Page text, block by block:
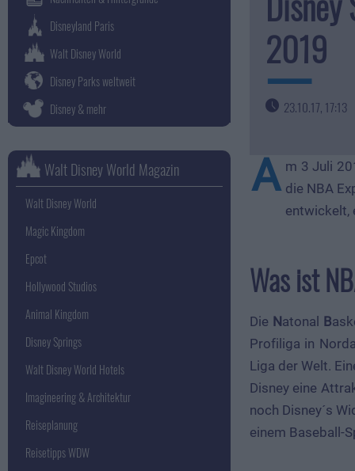
2019
23.10.17, 17:13
A m 3 Juli
die NBA
entwickelt,
Was ist
Die Natonal B
Profiliga in
Liga der Welt.
Disney eine
noch Disney´s
einem Baseball-
Disneyland Paris
Walt Disney World
Disney Parks weltweit
Disney & mehr
Walt Disney World Magazin
Walt Disney World
Magic Kingdom
Epcot
Hollywood Studios
Animal Kingdom
Disney Springs
Walt Disney World Hotels
Imagineering & Architektur
Reiseplanung
Reisetipps WDW